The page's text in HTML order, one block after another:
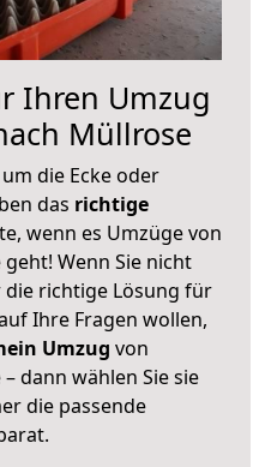
Ihren Umzug
Müllrose
die Ecke oder
das richtige
wenn es Umzüge von
Wenn Sie nicht
richtige Lösung für
Ihre Fragen wollen,
Umzug von
dann wählen Sie sie
die passende